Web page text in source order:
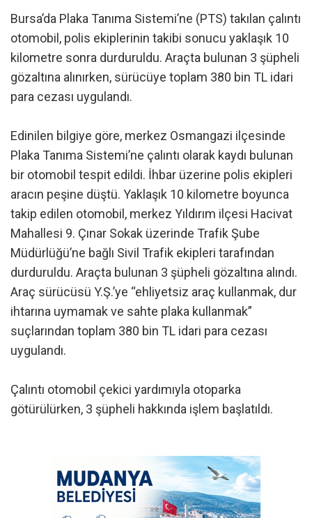
Bursa’da Plaka Tanıma Sistemi’ne (PTS) takılan çalıntı
otomobil, polis ekiplerinin takibi sonucu yaklaşık 10
kilometre sonra durduruldu. Araçta bulunan 3 şüpheli
gözaltına alınırken, sürücüye toplam 380 bin TL idari
para cezası uygulandı.
Edinilen bilgiye göre, merkez Osmangazi ilçesinde
Plaka Tanıma Sistemi’ne çalıntı olarak kaydı bulunan
bir otomobil tespit edildi. İhbar üzerine polis ekipleri
aracın peşine düştü. Yaklaşık 10 kilometre boyunca
takip edilen otomobil, merkez Yıldırım ilçesi Hacivat
Mahallesi 9. Çınar Sokak üzerinde Trafik Şube
Müdürlüğü’ne bağlı Sivil Trafik ekipleri tarafından
durduruldu. Araçta bulunan 3 şüpheli gözaltına alındı.
Araç sürücüsü Y.Ş.’ye “ehliyetsiz araç kullanmak, dur
ihtarına uymamak ve sahte plaka kullanmak”
suçlarından toplam 380 bin TL idari para cezası
uygulandı.
Çalıntı otomobil çekici yardımıyla otoparka
götürülürken, 3 şüpheli hakkında işlem başlatıldı.